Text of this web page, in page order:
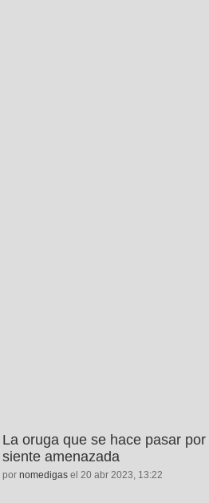
La oruga que se hace pasar
siente amenazada
por nomedigas el 20 abr 2023, 13:22